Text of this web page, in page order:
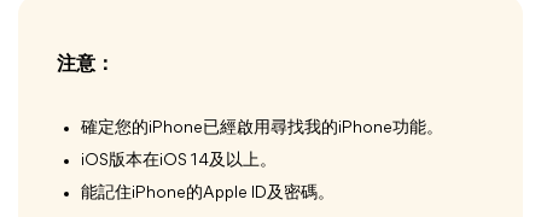
注意：
確定您的iPhone已經啟用尋找我的iPhone功能。
iOS版本在iOS 14及以上。
能記住iPhone的Apple ID及密碼。